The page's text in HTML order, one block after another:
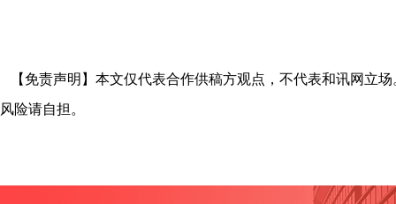
【免责声明】本文仅代表合作供稿方观点，不代表和讯网立
风险请自担。